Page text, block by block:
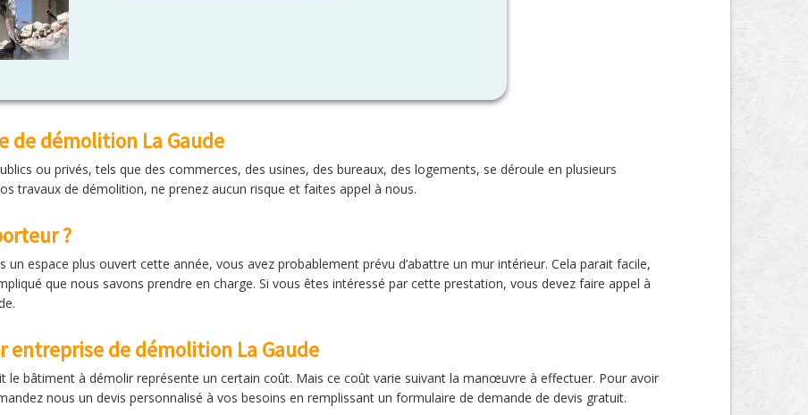
de démolition La Gaude
ou privés, tels que des commerces, des usines, des bureaux, des logements, se déroule en plusieurs
travaux de démolition, ne prenez aucun risque et faites appel à nous.
?
un espace plus ouvert cette année, vous avez probablement prévu d’abattre un mur intérieur. Cela parait facile,
que nous savons prendre en charge. Si vous êtes intéressé par cette prestation, vous devez faire appel à
entreprise de démolition La Gaude
le bâtiment à démolir représente un certain coût. Mais ce coût varie suivant la manœuvre à effectuer. Pour avoir
nous un devis personnalisé à vos besoins en remplissant un formulaire de demande de devis gratuit.